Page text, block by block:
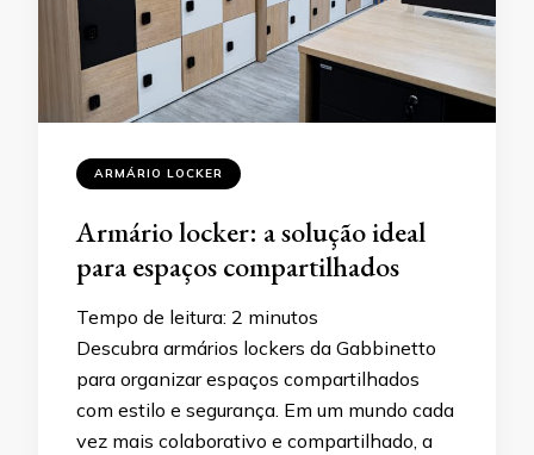
ARMÁRIO LOCKER
Armário locker: a solução ideal
para espaços compartilhados
Tempo de leitura: 2 minutos
Descubra armários lockers da Gabbinetto
para organizar espaços compartilhados
com estilo e segurança. Em um mundo cada
vez mais colaborativo e compartilhado, a